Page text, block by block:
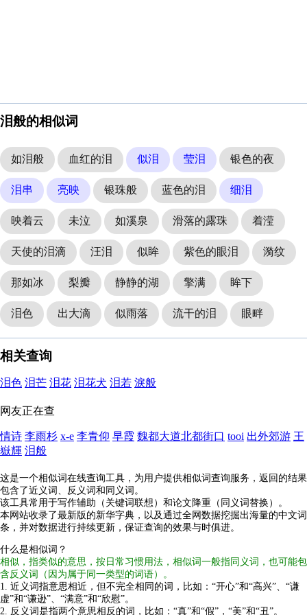
泪般的相似词
如泪般 血红的泪 似泪 莹泪 银色的夜
泪串 亮映 银珠般 蓝色的泪 细泪
映着云 未泣 如溪泉 滑落的露珠 着滢
天使的泪滴 汪泪 似眸 紫色的眼泪 漪纹
那如冰 梨瓣 静静的湖 擎满 眸下
泪色 出大滴 似雨落 流干的泪 眼畔
相关查询
泪色 泪芒 泪花 泪花犬 泪若 淚般
网友正在查
情诗 李雨杉 x-e 李青仰 早霞 魏都大道北都街口 tooi 出外郊游 王
嶽輝 泪般
这是一个相似词在线查询工具，为用户提供相似词查询服务，返回的结果
包含了近义词、反义词和同义词。
该工具常用于写作辅助（关键词联想）和论文降重（同义词替换）。
本网站收录了最新版的新华字典，以及通过全网数据挖掘出海量的中文词
条，并对数据进行持续更新，保证查询的效果与时俱进。
什么是相似词？
相似，指类似的意思，按日常习惯用法，相似词一般指同义词，也可能包
含反义词（因为属于同一类型的词语）。
1. 近义词指意思相近，但不完全相同的词，比如：“开心”和“高兴”、“谦
虚”和“谦逊”、“满意”和“欣慰”。
2. 反义词是指两个意思相反的词，比如：“真”和“假”，“美”和“丑”。